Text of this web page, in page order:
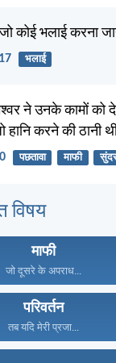
कोई भलाई करना
भलाई
ने उनके कामों को
हानि करने की ठानी
पछतावा माफी
विषय
माफी
जो दूसरे के अपराध...
परिवर्तन
तब यदि मेरी प्रजा...